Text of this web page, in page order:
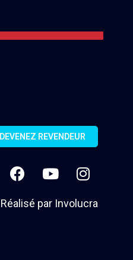
DEVENEZ REVENDEUR
Réalisé par Involucra